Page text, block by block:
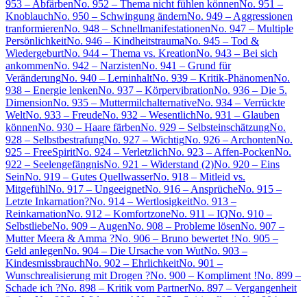
953 – AbfärbenNo. 952 – Thema nicht fühlen könnenNo. 951 –
KnoblauchNo. 950 – Schwingung ändernNo. 949 – Aggressionen
tranformierenNo. 948 – SchnellmanifestationenNo. 947 – Multiple
PersönlichkeitNo. 946 – KindheitstraumaNo. 945 – Tod &
WiedergeburtNo. 944 – Thema vs. KreationNo. 943 – Bei sich
ankommenNo. 942 – NarzistenNo. 941 – Grund für
VeränderungNo. 940 – LerninhaltNo. 939 – Kritik-PhänomenNo.
938 – Energie lenkenNo. 937 – KörpervibrationNo. 936 – Die 5.
DimensionNo. 935 – MuttermilchalternativeNo. 934 – Verrückte
WeltNo. 933 – FreudeNo. 932 – WesentlichNo. 931 – Glauben
könnenNo. 930 – Haare färbenNo. 929 – SelbsteinschätzungNo.
928 – SelbstbestrafungNo. 927 – WichtigNo. 926 – ArchontenNo.
925 – FreeSpiritNo. 924 – VerletzlichNo. 923 – Affen-PockenNo.
922 – SeelengefängnisNo. 921 – Widerstand (2)No. 920 – Eins
SeinNo. 919 – Gutes QuellwasserNo. 918 – Mitleid vs.
MitgefühlNo. 917 – UngeeignetNo. 916 – AnsprücheNo. 915 –
Letzte Inkarnation?No. 914 – WertlosigkeitNo. 913 –
ReinkarnationNo. 912 – KomfortzoneNo. 911 – IQNo. 910 –
SelbstliebeNo. 909 – AugenNo. 908 – Probleme lösenNo. 907 –
Mutter Meera & Amma ?No. 906 – Bruno bewertet !No. 905 –
Geld anlegenNo. 904 – Die Ursache von WutNo. 903 –
KindesmissbrauchNo. 902 – EhrlichkeitNo. 901 –
Wunschrealisierung mit Drogen ?No. 900 – Kompliment !No. 899 –
Schade ich ?No. 898 – Kritik vom PartnerNo. 897 – Vergangenheit